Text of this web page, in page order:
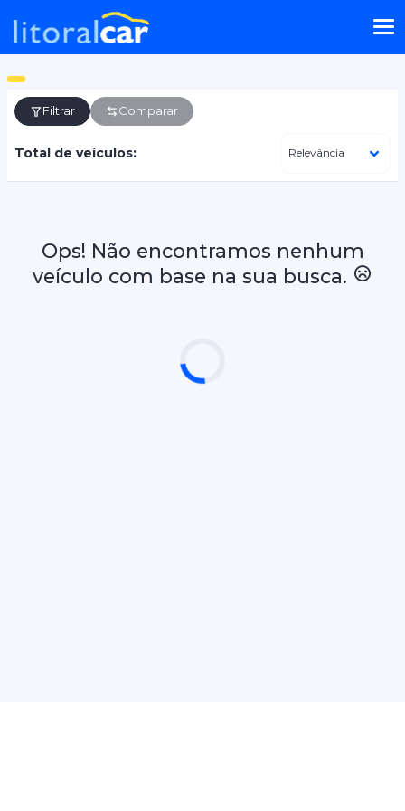
Filtrar Comparar
Total de veículos:
Ops! Não encontramos nenhum
veículo com base na sua busca.